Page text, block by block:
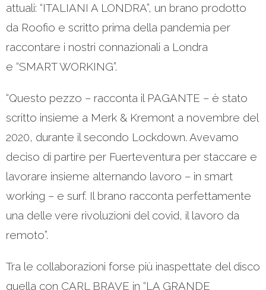
attuali: “ITALIANI A LONDRA”, un brano prodotto
da Roofio e scritto prima della pandemia per
raccontare i nostri connazionali a Londra
e “SMART WORKING”.
“Questo pezzo – racconta il PAGANTE – è stato
scritto insieme a Merk & Kremont a novembre del
2020, durante il secondo Lockdown. Avevamo
deciso di partire per Fuerteventura per staccare e
lavorare insieme alternando lavoro – in smart
working – e surf. Il brano racconta perfettamente
una delle vere rivoluzioni del covid, il lavoro da
remoto”.
Tra le collaborazioni forse più inaspettate del disco
quella con CARL BRAVE in “LA GRANDE